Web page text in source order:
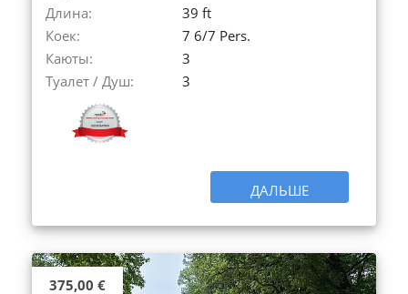
Длина:
39 ft
Коек:
7 6/7 Pers.
Каюты:
3
Туалет / Душ:
3
ДАЛЬШЕ
375,00 €